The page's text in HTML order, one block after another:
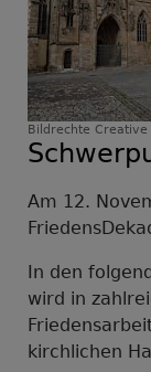
Bildrechte Creative
Am 12.
In den
wird in
kirchlichen